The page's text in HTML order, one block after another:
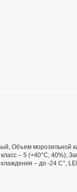
Объем морозильной
– 5 (+40°С; 40%),
– до -24 С°,